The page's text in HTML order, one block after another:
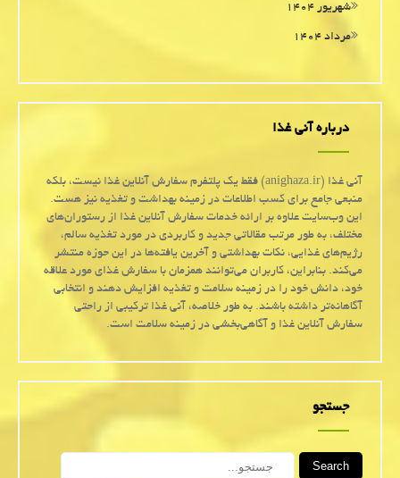
شهریور ۱۴۰۴
مرداد ۱۴۰۴
درباره آنی غذا
آنی غذا (anighaza.ir) فقط یک پلتفرم سفارش آنلاین غذا نیست، بلکه
منبعی جامع برای کسب اطلاعات در زمینه بهداشت و تغذیه نیز هست.
این وب‌سایت علاوه بر ارائه خدمات سفارش آنلاین غذا از رستوران‌های
مختلف، به طور مرتب مقالاتی جدید و کاربردی در مورد تغذیه سالم،
رژیم‌های غذایی، نکات بهداشتی و آخرین یافته‌ها در این حوزه منتشر
می‌کند. بنابراین، کاربران می‌توانند همزمان با سفارش غذای مورد علاقه
خود، دانش خود را در زمینه سلامت و تغذیه افزایش دهند و انتخابی
آگاهانه‌تر داشته باشند. به طور خلاصه، آنی غذا ترکیبی از راحتی
سفارش آنلاین غذا و آگاهی‌بخشی در زمینه سلامت است.
جستجو
Search